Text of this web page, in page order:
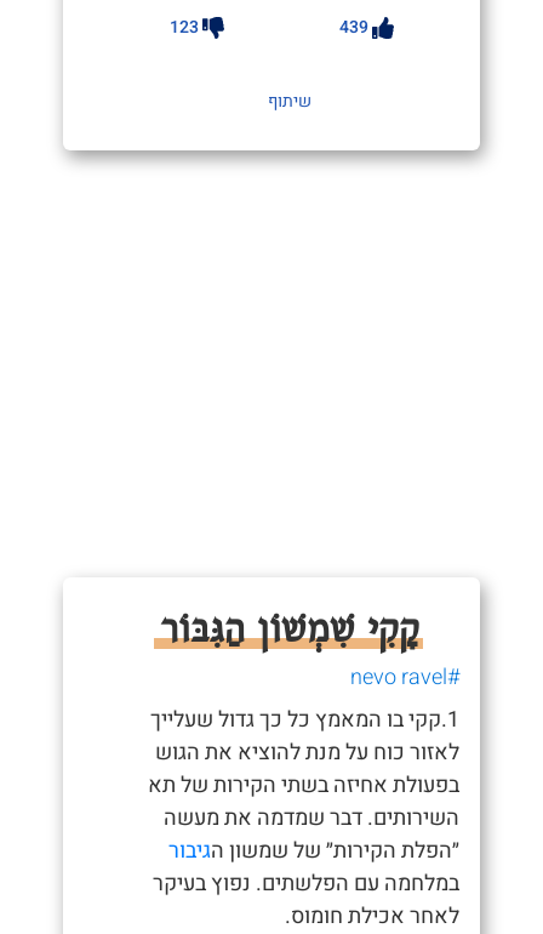
439
123
שיתוף
קָקִי שִׁמְשׁוֹן הַגִּבּוֹר
#nevo ravel
1.קקי בו המאמץ כל כך גדול שעלייך
לאזור כוח על מנת להוציא את הגוש
בפעולת אחיזה בשתי הקירות של תא
השירותים. דבר שמדמה את מעשה
״הפלת הקירות״ של שמשון הגיבור
במלחמה עם הפלשתים. נפוץ בעיקר
לאחר אכילת חומוס.